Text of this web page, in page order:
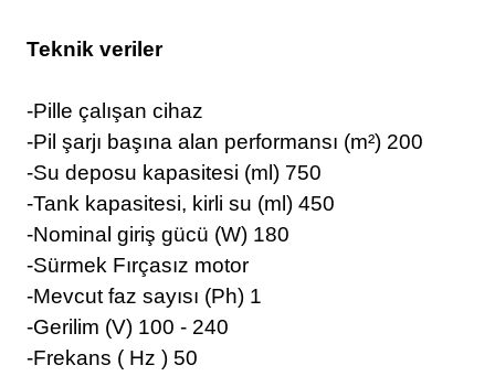
Teknik veriler
-Pille çalışan cihaz
-Pil şarjı başına alan performansı (m²) 200
-Su deposu kapasitesi (ml) 750
-Tank kapasitesi, kirli su (ml) 450
-Nominal giriş gücü (W) 180
-Sürmek Fırçasız motor
-Mevcut faz sayısı (Ph) 1
-Gerilim (V) 100 - 240
-Frekans ( Hz ) 50